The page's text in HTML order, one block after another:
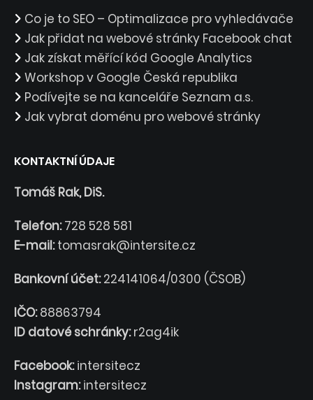
Co je to SEO – Optimalizace pro vyhledávače
Jak přidat na webové stránky Facebook chat
Jak získat měřící kód Google Analytics
Workshop v Google Česká republika
Podívejte se na kanceláře Seznam a.s.
Jak vybrat doménu pro webové stránky
KONTAKTNÍ ÚDAJE
Tomáš Rak, DiS.
Telefon: 728 528 581
E-mail: tomasrak@intersite.cz
Bankovní účet:224141064/0300 (ČSOB)
IČO:88863794
ID datové schránky:r2ag4ik
Facebook: intersitecz
Instagram: intersitecz